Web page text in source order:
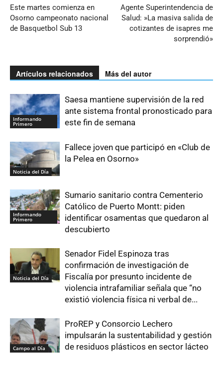
Este martes comienza en
Osorno campeonato nacional
de Basquetbol Sub 13
Agente Superintendencia de
Salud: »La masiva salida de
cotizantes de isapres me
sorprendió»
Artículos relacionados Más del autor
Informando
Primero
Saesa mantiene supervisión de la red
ante sistema frontal pronosticado para
este fin de semana
Noticia del Día
Fallece joven que participó en «Club de
la Pelea en Osorno»
Informando
Primero
Sumario sanitario contra Cementerio
Católico de Puerto Montt: piden
identificar osamentas que quedaron al
descubierto
Noticia del Día
Senador Fidel Espinoza tras
confirmación de investigación de
Fiscalía por presunto incidente de
violencia intrafamiliar señala que “no
existió violencia física ni verbal de...
Campo al Día
ProREP y Consorcio Lechero
impulsarán la sustentabilidad y gestión
de residuos plásticos en sector lácteo